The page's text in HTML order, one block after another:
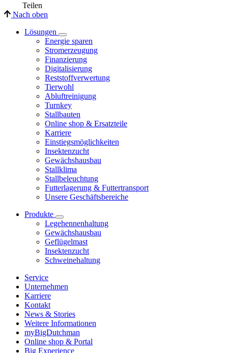
Teilen
Nach oben
Lösungen
Energie sparen
Stromerzeugung
Finanzierung
Digitalisierung
Reststoffverwertung
Tierwohl
Abluftreinigung
Turnkey
Stallbauten
Online shop & Ersatzteile
Karriere
Einstiegsmöglichkeiten
Insektenzucht
Gewächshausbau
Stallklima
Stallbeleuchtung
Futterlagerung & Futtertransport
Unsere Geschäftsbereiche
Produkte
Legehennenhaltung
Gewächshausbau
Geflügelmast
Insektenzucht
Schweinehaltung
Service
Unternehmen
Karriere
Kontakt
News & Stories
Weitere Informationen
myBigDutchman
Online shop & Portal
Big Experience